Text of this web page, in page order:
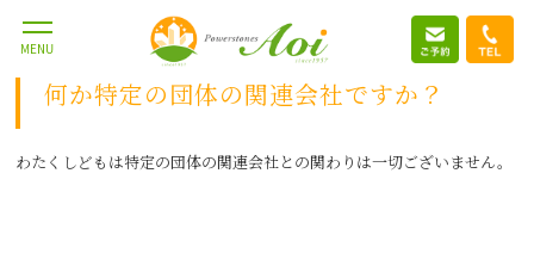
MENU 2019.9.23
何か特定の団体の関連会社ですか？
わたくしどもは特定の団体の関連会社との関わりは一切ございません。